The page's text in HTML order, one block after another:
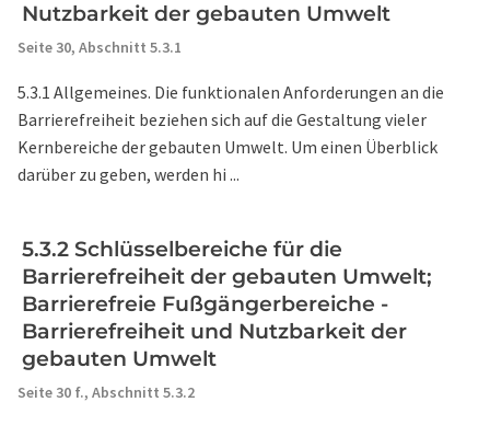
Nutzbarkeit der gebauten Umwelt
Seite 30, Abschnitt 5.3.1
5.3.1 Allgemeines. Die funktionalen Anforderungen an die
Barrierefreiheit beziehen sich auf die Gestaltung vieler
Kernbereiche der gebauten Umwelt. Um einen Überblick
darüber zu geben, werden hi ...
5.3.2 Schlüsselbereiche für die
Barrierefreiheit der gebauten Umwelt;
Barrierefreie Fußgängerbereiche -
Barrierefreiheit und Nutzbarkeit der
gebauten Umwelt
Seite 30 f., Abschnitt 5.3.2